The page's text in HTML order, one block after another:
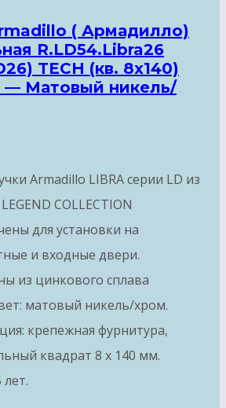
( Армадилло)
R.LD54.Libra26
TECH (кв. 8х140)
— Матовый никель/
Armadillo LIBRA серии LD из
COLLECTION
для установки на
и входные двери.
из цинкового сплава
матовый никель/хром.
крепежная фурнитура,
квадрат 8 x 140 мм.
лет.